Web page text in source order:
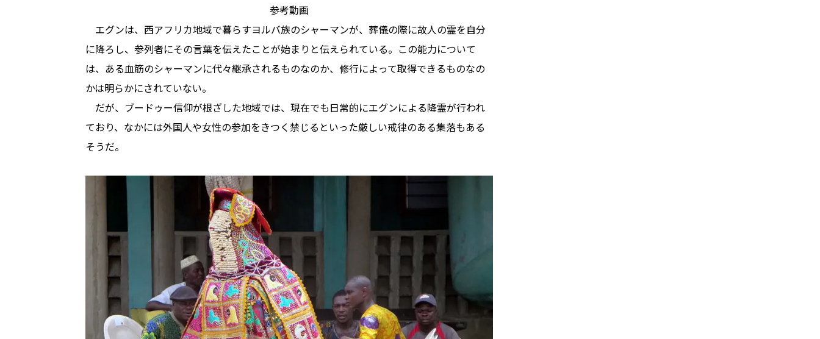
参考動画
エグンは、西アフリカ地域で暮らすヨルバ族のシャーマンが、葬儀の際に故人の霊を自分
に降ろし、参列者にその言葉を伝えたことが始まりと伝えられている。この能力について
は、ある血筋のシャーマンに代々継承されるものなのか、修行によって取得できるものなの
かは明らかにされていない。
だが、ブードゥー信仰が根ざした地域では、現在でも日常的にエグンによる降霊が行われ
ており、なかには外国人や女性の参加をきつく禁じるといった厳しい戒律のある集落もある
そうだ。